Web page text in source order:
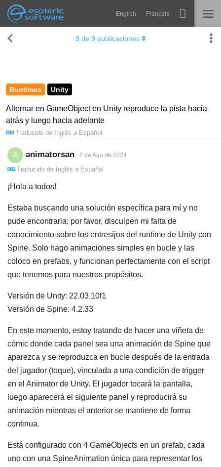
Esoteric Software
Navigation English Français
INICIO
SOPORTE
Spine
Aprender
Runtimes Unity
Alternar en GameObject en Unity reproduce la pista hacia
atrás y luego hacia adelante
Traducido de Inglés a Español
9 de 9 publicaciones
A animatorsan 2 de Ago de 2024
Traducido de Inglés a Español
¡Hola a todos!
Estaba buscando una solución específica para mí y no
pude encontrarla; por favor, disculpen mi falta de
conocimiento sobre los entresijos del runtime de Unity con
Spine. Solo hago animaciones simples en bucle y las
coloco en prefabs, y funcionan perfectamente con el script
que tenemos para nuestros propósitos.
Versión de Unity: 22.03.10f1
Versión de Spine: 4.2.33
En este momento, estoy tratando de hacer una viñeta de
cómic donde cada panel sea una animación de Spine que
aparezca y se reproduzca en bucle después de la entrada
del jugador (toque), vinculada a una condición de trigger
en el Animator de Unity. El jugador tocará la pantalla,
luego aparecerá el siguiente panel y reproducirá su
animación mientras el anterior se mantiene de forma
continua.
Está configurado con 4 GameObjects en un prefab, cada
uno con una SpineAnimation única para representar los